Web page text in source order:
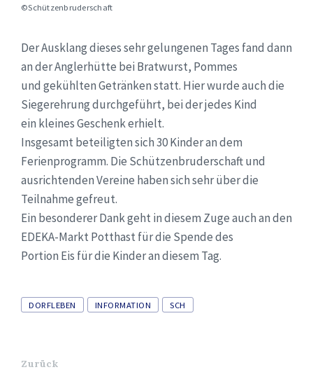
©Schützenbruderschaft
Der Ausklang dieses sehr gelungenen Tages fand dann
an der Anglerhütte bei Bratwurst, Pommes
und gekühlten Getränken statt. Hier wurde auch die
Siegerehrung durchgeführt, bei der jedes Kind
ein kleines Geschenk erhielt.
Insgesamt beteiligten sich 30 Kinder an dem
Ferienprogramm. Die Schützenbruderschaft und
ausrichtenden Vereine haben sich sehr über die
Teilnahme gefreut.
Ein besonderer Dank geht in diesem Zuge auch an den
EDEKA-Markt Potthast für die Spende des
Portion Eis für die Kinder an diesem Tag.
Tags
DORFLEBEN INFORMATION SCH
Zurück